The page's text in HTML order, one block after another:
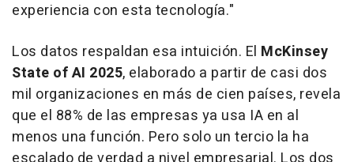
experiencia con esta tecnología."
Los datos respaldan esa intuición. El McKinsey
State of AI 2025, elaborado a partir de casi dos
mil organizaciones en más de cien países, revela
que el 88% de las empresas ya usa IA en al
menos una función. Pero solo un tercio la ha